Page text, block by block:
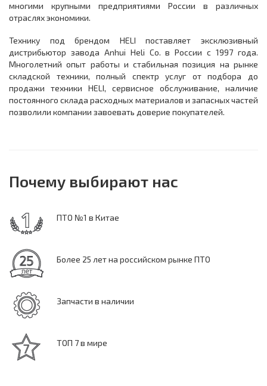
многими крупными предприятиями России в различных
отраслях экономики.
Технику под брендом HELI поставляет эксклюзивный
дистрибьютор завода Anhui Heli Co. в России с 1997 года.
Многолетний опыт работы и стабильная позиция на рынке
складской техники, полный спектр услуг от подбора до
продажи техники HELI, сервисное обслуживание, наличие
постоянного склада расходных материалов и запасных частей
позволили компании завоевать доверие покупателей.
Почему выбирают нас
ПТО №1 в Китае
Более 25 лет на российском рынке ПТО
Запчасти в наличии
ТОП 7 в мире